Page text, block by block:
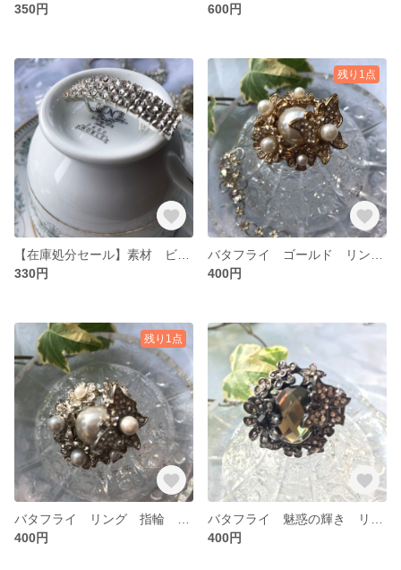
350円
600円
330円
残り1点
400円
残り1点
400円
400円